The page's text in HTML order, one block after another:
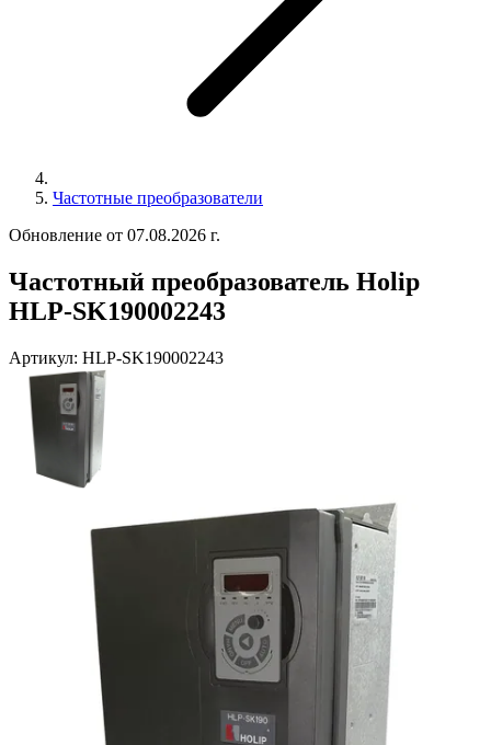
Частотные преобразователи
Обновление от 07.08.2026 г.
Частотный преобразователь Holip
HLP-SK190002243
Артикул: HLP-SK190002243